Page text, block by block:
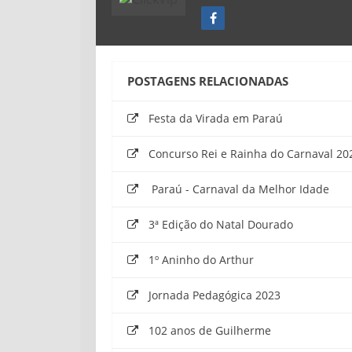
POSTAGENS RELACIONADAS
Festa da Virada em Paraú
Concurso Rei e Rainha do Carnaval
Paraú - Carnaval da Melhor Idade
3ª Edição do Natal Dourado
1º Aninho do Arthur
Jornada Pedagógica 2023
102 anos de Guilherme